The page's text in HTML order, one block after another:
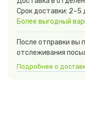
Срок доставки: 2–5
Более выгодный
После отправки вы
отслеживания
Подробнее о